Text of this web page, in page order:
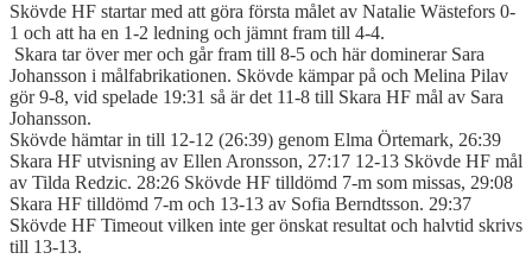
Skövde HF startar med att göra första målet av Natalie Wästefors 0-
1 och att ha en 1-2 ledning och jämnt fram till 4-4.
Skara tar över mer och går fram till 8-5 och här dominerar Sara
Johansson i målfabrikationen. Skövde kämpar på och Melina Pilav
gör 9-8, vid spelade 19:31 så är det 11-8 till Skara HF mål av Sara
Johansson.
Skövde hämtar in till 12-12 (26:39) genom Elma Örtemark, 26:39
Skara HF utvisning av Ellen Aronsson, 27:17 12-13 Skövde HF mål
av Tilda Redzic. 28:26 Skövde HF tilldömd 7-m som missas, 29:08
Skara HF tilldömd 7-m och 13-13 av Sofia Berndtsson. 29:37
Skövde HF Timeout vilken inte ger önskat resultat och halvtid skrivs
till 13-13.